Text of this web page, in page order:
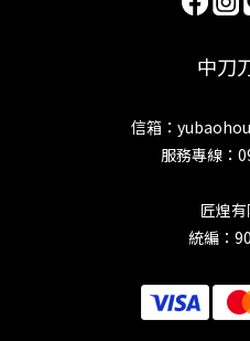
中刀
信箱：
服務專線：
匠煌
統編：